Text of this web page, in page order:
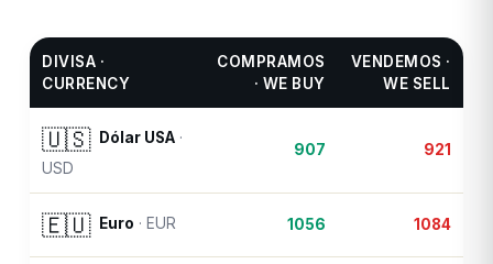
DIVISA ·
CURRENCY
COMPRAMOS
· WE BUY
VENDEMOS ·
WE SELL
🇺🇸 Dólar USA ·
USD
907 921
🇪🇺 Euro · EUR 1056 1084